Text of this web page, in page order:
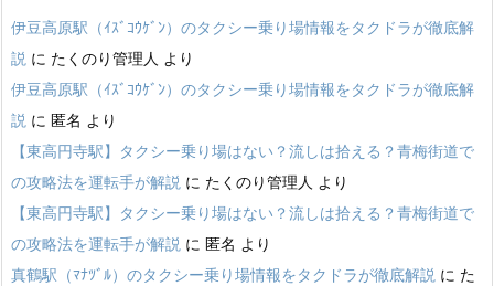
伊豆高原駅（ｲｽﾞｺｳｹﾞﾝ）のタクシー乗り場情報をタクドラが徹底解
説 に たくのり管理人 より
伊豆高原駅（ｲｽﾞｺｳｹﾞﾝ）のタクシー乗り場情報をタクドラが徹底解
説 に 匿名 より
【東高円寺駅】タクシー乗り場はない？流しは拾える？青梅街道で
の攻略法を運転手が解説 に たくのり管理人 より
【東高円寺駅】タクシー乗り場はない？流しは拾える？青梅街道で
の攻略法を運転手が解説 に 匿名 より
真鶴駅（ﾏﾅﾂﾞﾙ）のタクシー乗り場情報をタクドラが徹底解説 に た